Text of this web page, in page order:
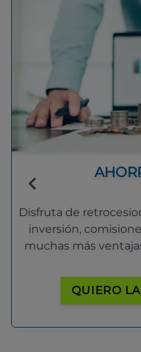
Disfruta de
inversión,
muchas más
QUIERO